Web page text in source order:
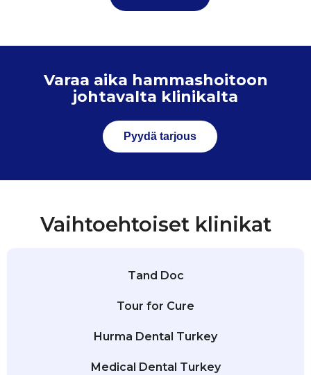
Varaa aika hammashoitoon
johtavalta klinikalta
Pyydä tarjous
Vaihtoehtoiset klinikat
Tand Doc
Tour for Cure
Hurma Dental Turkey
Medical Dental Turkey